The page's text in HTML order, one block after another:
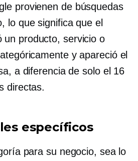
provienen de búsquedas
lo que significa que el
un producto, servicio o
y apareció el
a diferencia de solo el 16
directas.
específicos
para su negocio, sea lo